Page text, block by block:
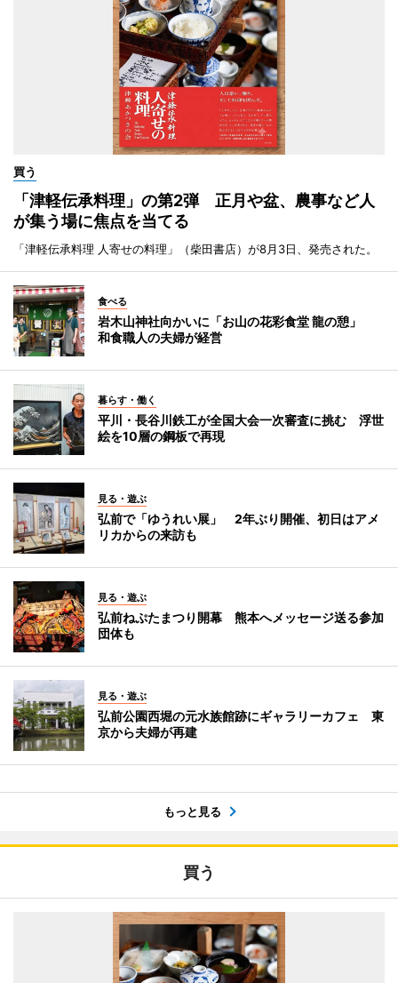
買う
「津軽伝承料理」の第2弾 正月や盆、農事など人
が集う場に焦点を当てる
「津軽伝承料理 人寄せの料理」（柴田書店）が8月3日、発売された。
食べる
岩木山神社向かいに「お山の花彩食堂 龍の憩」
和食職人の夫婦が経営
暮らす・働く
平川・長谷川鉄工が全国大会一次審査に挑む 浮世
絵を10層の鋼板で再現
見る・遊ぶ
弘前で「ゆうれい展」 2年ぶり開催、初日はアメ
リカからの来訪も
見る・遊ぶ
弘前ねぷたまつり開幕 熊本へメッセージ送る参加
団体も
見る・遊ぶ
弘前公園西堀の元水族館跡にギャラリーカフェ 東
京から夫婦が再建
もっと見る
買う